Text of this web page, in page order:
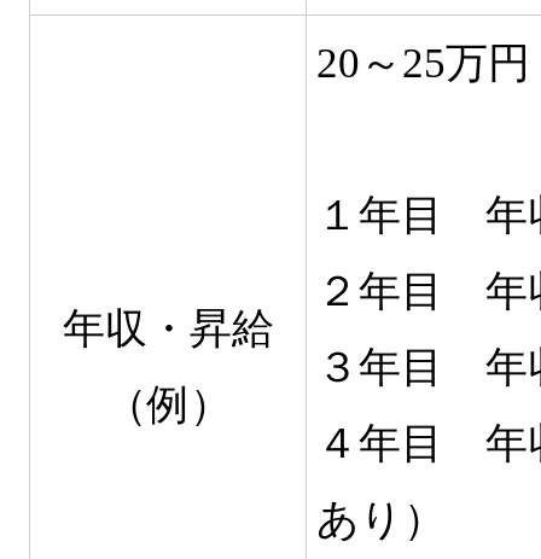
年収・昇給
（例）
20～25万円
１年目
２年目
３年目
４年目
あり）